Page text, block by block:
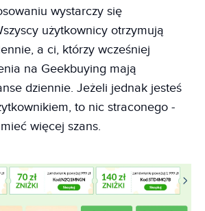
wystarczy się
użytkownicy otrzymują
a ci, którzy wcześniej
na Geekbuying mają
dziennie. Jeżeli jednak jesteś
to nic straconego -
więcej szans.